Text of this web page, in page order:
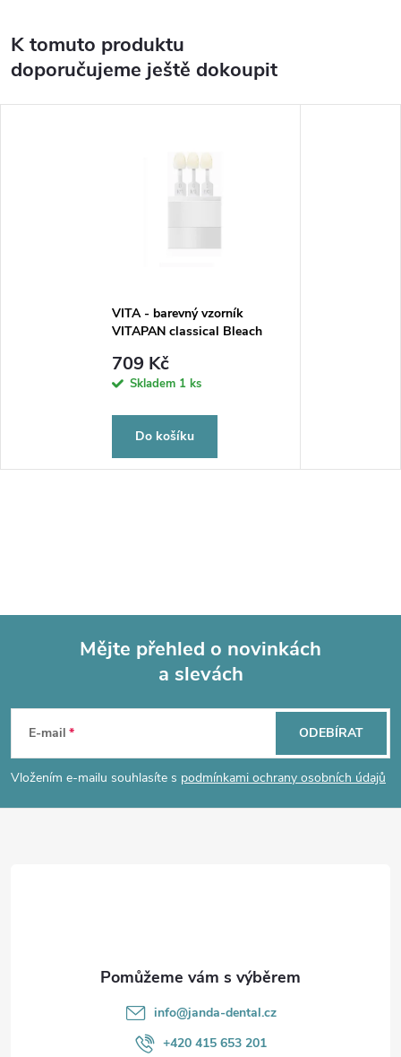
K tomuto produktu
doporučujeme ještě dokoupit
VITA - barevný vzorník
VITAPAN classical Bleach
709 Kč
Skladem 1 ks
Do košíku
p
Mějte přehled o novinkách
a slevách
E-mail
Vložením e-mailu souhlasíte s podmínkami ochrany osobních údajů
ODEBÍRAT
info@janda-dental.cz
+420 415 653 201